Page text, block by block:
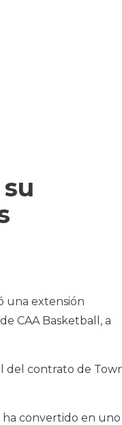
una extensión
CAA Basketball, a
del contrato de
ha convertido en uno